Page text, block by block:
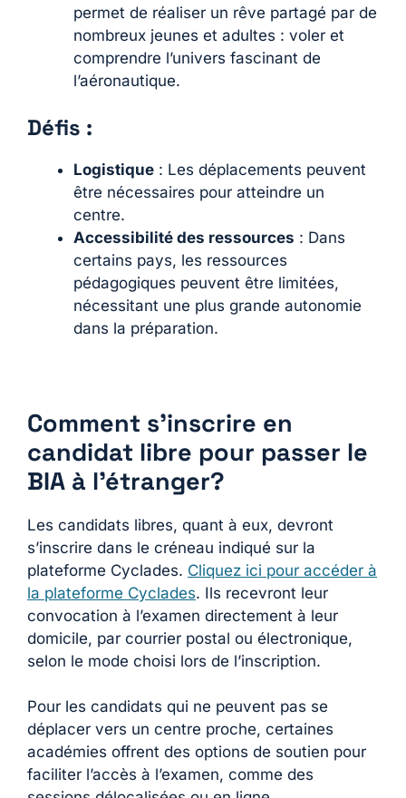
permet de réaliser un rêve partagé par de
nombreux jeunes et adultes : voler et
comprendre l’univers fascinant de
l’aéronautique.
Défis :
Logistique : Les déplacements peuvent
être nécessaires pour atteindre un
centre.
Accessibilité des ressources : Dans
certains pays, les ressources
pédagogiques peuvent être limitées,
nécessitant une plus grande autonomie
dans la préparation.
Comment s’inscrire en
candidat libre pour passer le
BIA à l’étranger?
Les candidats libres, quant à eux, devront
s’inscrire dans le créneau indiqué sur la
plateforme Cyclades. Cliquez ici pour accéder à
la plateforme Cyclades. Ils recevront leur
convocation à l’examen directement à leur
domicile, par courrier postal ou électronique,
selon le mode choisi lors de l’inscription.
Pour les candidats qui ne peuvent pas se
déplacer vers un centre proche, certaines
académies offrent des options de soutien pour
faciliter l’accès à l’examen, comme des